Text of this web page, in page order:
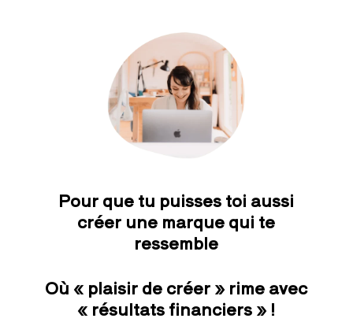
Pour que tu puisses toi aussi
créer une marque qui te
ressemble
Où « plaisir de créer » rime avec
« résultats financiers » !